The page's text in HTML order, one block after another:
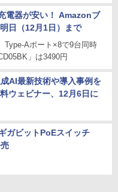
電器が安い！ Amazonブ
日（12月1日）まで
Type-Aポート×8で9台同時
」は3490円
AI最新技術や導入事例を
ウェビナー、12月6日に
ガビットPoEスイッチ